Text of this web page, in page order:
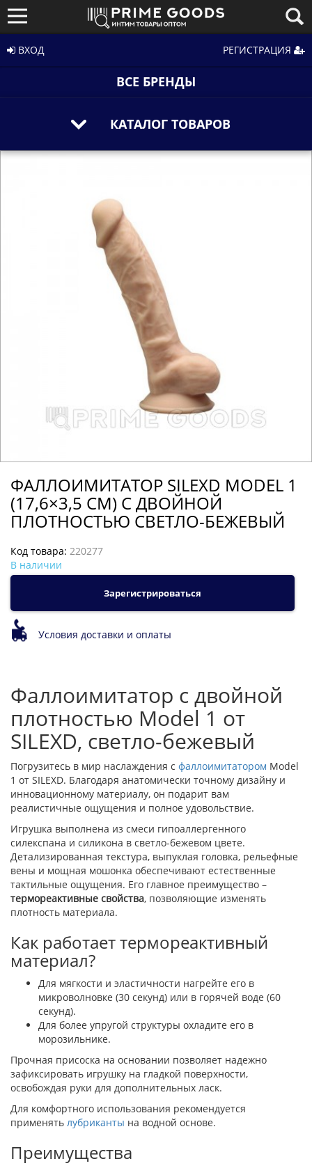
ВХОД РЕГИСТРАЦИЯ
ВСЕ БРЕНДЫ
КАТАЛОГ ТОВАРОВ
ФАЛЛОИМИТАТОР SILEXD MODEL 1
(17,6×3,5 СМ) С ДВОЙНОЙ
ПЛОТНОСТЬЮ СВЕТЛО-БЕЖЕВЫЙ
Код товара: 220277
В наличии
Зарегистрироваться
Условия доставки и оплаты
Фаллоимитатор с двойной
плотностью Model 1 от
SILEXD, светло-бежевый
Погрузитесь в мир наслаждения с фаллоимитатором Model
1 от SILEXD. Благодаря анатомически точному дизайну и
инновационному материалу, он подарит вам
реалистичные ощущения и полное удовольствие.
Игрушка выполнена из смеси гипоаллергенного
силекспана и силикона в светло-бежевом цвете.
Детализированная текстура, выпуклая головка, рельефные
вены и мощная мошонка обеспечивают естественные
тактильные ощущения. Его главное преимущество –
термореактивные свойства, позволяющие изменять
плотность материала.
Как работает термореактивный
материал?
Для мягкости и эластичности нагрейте его в
микроволновке (30 секунд) или в горячей воде (60
секунд).
Для более упругой структуры охладите его в
морозильнике.
Прочная присоска на основании позволяет надежно
зафиксировать игрушку на гладкой поверхности,
освобождая руки для дополнительных ласк.
Для комфортного использования рекомендуется
применять лубриканты на водной основе.
Преимущества